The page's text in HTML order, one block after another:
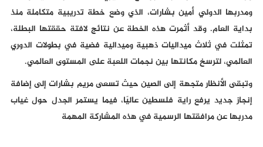
ومدربها الدولي أمين بشارات، الذي وضع خطة تدريبية متكاملة منذ
بداية العام. وقد أثمرت هذه الخطة عن نتائج لافتة حققتها البطلة،
تمثلت في ثلاث ميداليات ذهبية وميدالية فضية في بطولات الدوري
العالمي، لترسخ مكانتها بين نجمات اللعبة على المستوى العالمي.
وتبقى الأنظار متجهة إلى الصين حيث تسعى مريم بشارات إلى إضافة
إنجاز جديد يرفع راية فلسطين عاليًا، فيما يستمر الجدل حول غياب
مدربها عن مرافقتها الرسمية في هذه المشاركة المهمة